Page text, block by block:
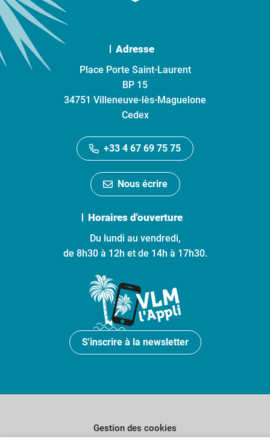
Adresse
Place Porte Saint-Laurent
BP 15
34751 Villeneuve-lès-Maguelone
Cedex
+33 4 67 69 75 75
Nous écrire
Horaires d'ouverture
Du lundi au vendredi,
de 8h30 à 12h et de 14h à 17h30.
S'inscrire à la newsletter
Gestion des cookies